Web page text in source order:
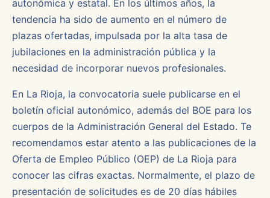
autonómica y estatal. En los últimos años, la
tendencia ha sido de aumento en el número de
plazas ofertadas, impulsada por la alta tasa de
jubilaciones en la administración pública y la
necesidad de incorporar nuevos profesionales.
En La Rioja, la convocatoria suele publicarse en el
boletín oficial autonómico, además del BOE para los
cuerpos de la Administración General del Estado. Te
recomendamos estar atento a las publicaciones de la
Oferta de Empleo Público (OEP) de La Rioja para
conocer las cifras exactas. Normalmente, el plazo de
presentación de solicitudes es de 20 días hábiles